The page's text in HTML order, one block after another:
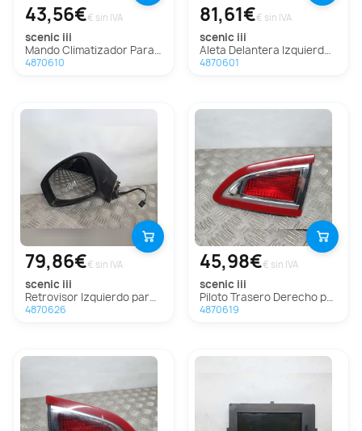
43,56€€ sin IVA
scenic iii
Mando Climatizador Para Renault Scenic Iii
4870610
81,61€€ sin IVA
scenic iii
Aleta Delantera Izquierda para Renault Scenic Iii
4870601
79,86€€ sin IVA
scenic iii
Retrovisor Izquierdo para Renault Scenic Iii
4870626
45,98€€ sin IVA
scenic iii
Piloto Trasero Derecho para Renault Scenic Iii
4870619